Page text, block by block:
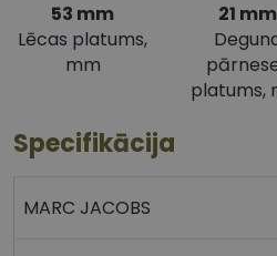
53 mm
Lēcas platums,
mm
21 mm
platums,
Specifikācija
MARC JACOBS